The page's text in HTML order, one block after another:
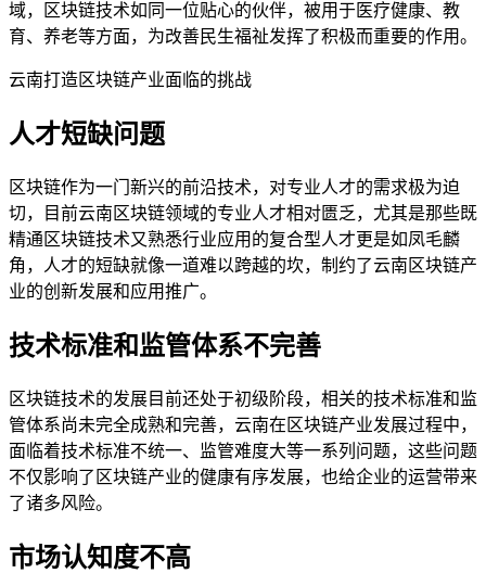
域，区块链技术如同一位贴心的伙伴，被用于医疗健康、教
育、养老等方面，为改善民生福祉发挥了积极而重要的作用。
云南打造区块链产业面临的挑战
人才短缺问题
区块链作为一门新兴的前沿技术，对专业人才的需求极为迫
切，目前云南区块链领域的专业人才相对匮乏，尤其是那些既
精通区块链技术又熟悉行业应用的复合型人才更是如凤毛麟
角，人才的短缺就像一道难以跨越的坎，制约了云南区块链产
业的创新发展和应用推广。
技术标准和监管体系不完善
区块链技术的发展目前还处于初级阶段，相关的技术标准和监
管体系尚未完全成熟和完善，云南在区块链产业发展过程中，
面临着技术标准不统一、监管难度大等一系列问题，这些问题
不仅影响了区块链产业的健康有序发展，也给企业的运营带来
了诸多风险。
市场认知度不高